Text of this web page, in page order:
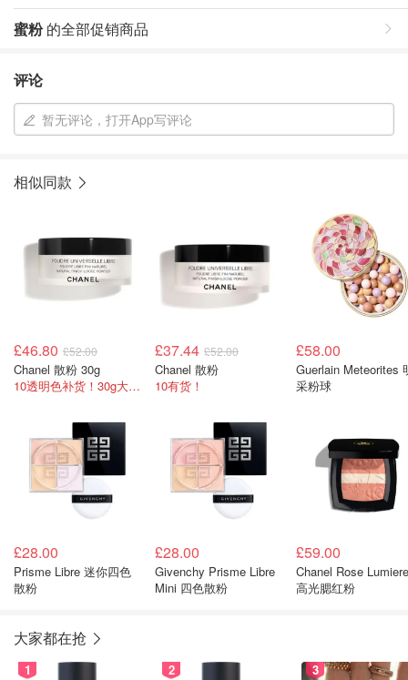
蜜粉的全部促销商品
评论
暂无评论，打开App写评论
相似同款
£46.80 £52.00
Chanel 散粉 30g
10透明色补货！30g大容量！
£37.44 £52.00
Chanel 散粉
10有货！
£58.00
Guerlain Meteorites
采粉球
£28.00
Prisme Libre 迷你四色
散粉
£28.00
Givenchy Prisme Libre
Mini 四色散粉
£59.00
Chanel Rose Lumiere
高光腮红粉
大家都在抢
1 2 3